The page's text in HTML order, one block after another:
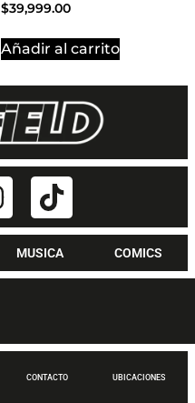
$39,999.00
Añadir al carrito
MUSICA COMICS
CONTACTO UBICACIONES